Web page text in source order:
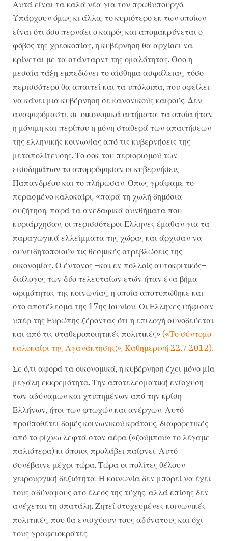
Αυτά είναι τα καλά νέα για τον πρωθυπουργό.
Υπάρχουν όμως κι άλλα, το κυριότερο εκ των οποίων
είναι ότι όσο περνάει ο καιρός και απομακρύνεται ο
φόβος της χρεοκοπίας, η κυβέρνηση θα αρχίσει να
κρίνεται με τα στάνταρντ της ομαλότητας. Οσο η
μεσαία τάξη εμπεδώνει το αίσθημα ασφάλειας, τόσο
περισσότερο θα απαιτεί και τα υπόλοιπα, που οφείλει
να κάνει μια κυβέρνηση σε κανονικούς καιρούς. Δεν
αναφερόμαστε σε οικονομικά αιτήματα, τα οποία ήταν
η μόνιμη και περίπου η μόνη σταθερά των απαιτήσεων
της ελληνικής κοινωνίας από τις κυβερνήσεις της
μεταπολίτευσης. Το σοκ του περιορισμού των
εισοδημάτων το απορρόφησαν οι κυβερνήσεις
Παπανδρέου και το πλήρωσαν. Οπως γράφαμε το
περασμένο καλοκαίρι, «παρά τη χωλή δημόσια
συζήτηση, παρά τα ανεδαφικά συνθήματα που
κυριάρχησαν, οι περισσότεροι Ελληνες έμαθαν για τα
παραγωγικά ελλείμματα της χώρας και άρχισαν να
συνειδητοποιούν τις θεσμικές στρεβλώσεις της
οικονομίας. Ο έντονος –και εν πολλοίς αυτοκριτικός–
διάλογος των δύο τελευταίων ετών ήταν ένα βήμα
ωριμότητας της κοινωνίας, η οποία αποτυπώθηκε και
στο αποτέλεσμα της 17ης Ιουνίου. Οι Ελληνες ψήφισαν
υπέρ της Ευρώπης ξέροντας ότι η επιλογή συνοδεύεται
και από τις σταθεροποιητικές πολιτικές» («Το σύντομο
καλοκαίρι της Αγανάκτησης;», Καθημερινή 22.7.2012).
Σε ό,τι αφορά τα οικονομικά, η κυβέρνηση έχει μόνο μία
μεγάλη εκκρεμότητα. Την αποτελεσματική ενίσχυση
των αδύναμων και χτυπημένων από την κρίση
Ελλήνων, ήτοι των φτωχών και ανέργων. Αυτό
προϋποθέτει δομές κοινωνικού κράτους, διαφορετικές
από το ρίχνω λεφτά στον αέρα («ζούμπου» το λέγαμε
παλιότερα) κι όποιος προλάβει παίρνει. Αυτό
συνέβαινε μέχρι τώρα. Τώρα οι πολίτες θέλουν
χειρουργική δεξιότητα. Η κοινωνία δεν μπορεί να έχει
τους αδύναμους στο έλεος της τύχης, αλλά επίσης δεν
ανέχεται τη σπατάλη. Ζητεί στοχευμένες κοινωνικές
πολιτικές, που θα ενισχύουν τους αδύνατους και όχι
τους γραφειοκράτες.